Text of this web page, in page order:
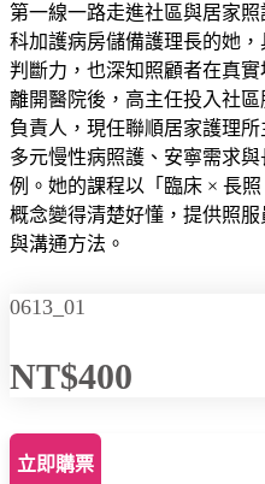
第一線一路走進社區與居家
科加護病房儲備護理長的她
判斷力，也深知照顧者在真
離開醫院後，高主任投入社
負責人，現任聯順居家護理
多元慢性病照護、安寧需求
例。她的課程以「臨床 × 長
概念變得清楚好懂，提供照
與溝通方法。
0613_01
NT$400
立即購票